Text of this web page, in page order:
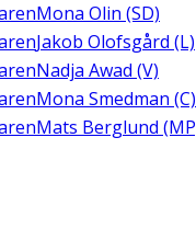
Mona Olin (SD)
Jakob Olofsgård (L)
Nadja Awad (V)
Mona Smedman (C)
Mats Berglund